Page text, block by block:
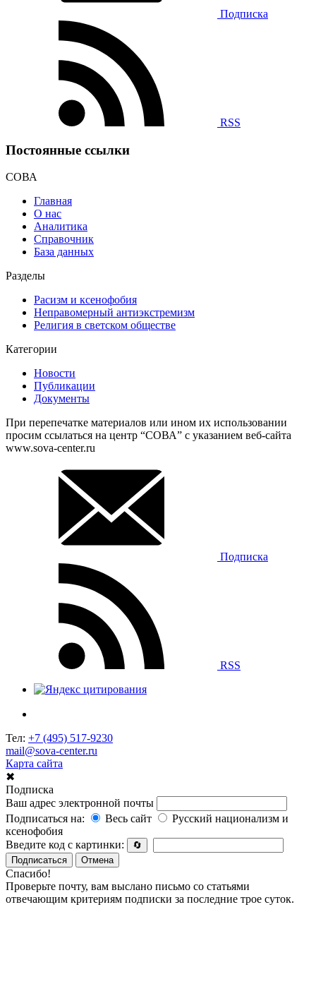
Подписка
RSS
Постоянные ссылки
СОВА
Главная
О нас
Аналитика
Справочник
База данных
Разделы
Расизм и ксенофобия
Неправомерный антиэкстремизм
Религия в светском обществе
Категории
Новости
Публикации
Документы
При перепечатке материалов или ином их использовании
просим ссылаться на центр “СОВА” с указанием веб-сайта
www.sova-center.ru
Подписка
RSS
Тел: +7 (495) 517-9230
mail@sova-center.ru
Карта сайта
✖
Подписка
Ваш адрес электронной почты
Подписаться на:
Весь сайт
Русский национализм и
ксенофобия
Введите код с картинки:
🔄
Подписаться
Отмена
Спасибо!
Проверьте почту, вам выслано письмо со статьями
отвечающим критериям подписки за последние трое суток.